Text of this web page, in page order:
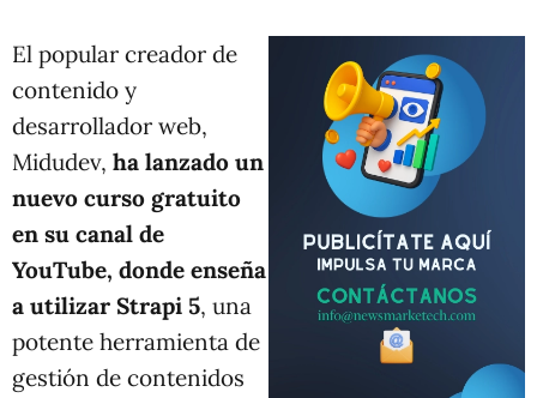
El popular creador de
contenido y
desarrollador web,
Midudev, ha lanzado un
nuevo curso gratuito
en su canal de
YouTube, donde enseña
a utilizar Strapi 5, una
potente herramienta de
gestión de contenidos